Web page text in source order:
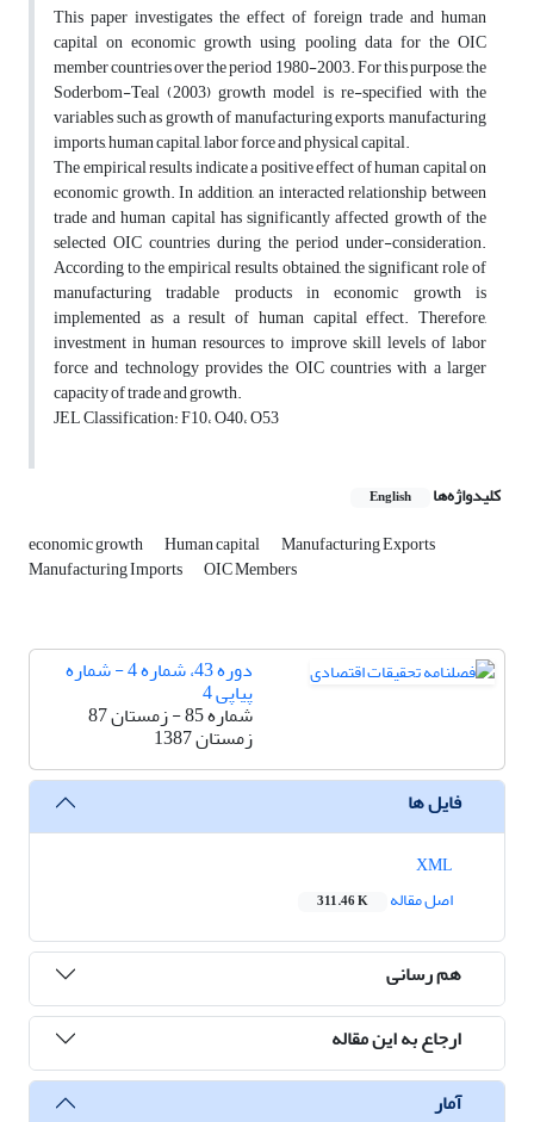
This paper investigates the effect of foreign trade and human
capital on economic growth using pooling data for the OIC
member countries over the period 1980-2003. For this purpose, the
Soderbom-Teal (2003) growth model is re-specified with the
variables such as growth of manufacturing exports, manufacturing
imports, human capital, labor force and physical capital.
The empirical results indicate a positive effect of human capital on
economic growth. In addition, an interacted relationship between
trade and human capital has significantly affected growth of the
selected OIC countries during the period under-consideration.
According to the empirical results obtained, the significant role of
manufacturing tradable products in economic growth is
implemented as a result of human capital effect. Therefore,
investment in human resources to improve skill levels of labor
force and technology provides the OIC countries with a larger
capacity of trade and growth.
JEL Classification: F10، O40، O53
کلیدواژه‌ها English
economic growth Human capital Manufacturing Exports
Manufacturing Imports OIC Members
دوره 43، شماره 4 - شماره
پیاپی 4
شماره 85 - زمستان 87
زمستان 1387
فایل ها
اصل مقاله
311.46 K
هم رسانی
ارجاع به این مقاله
آمار